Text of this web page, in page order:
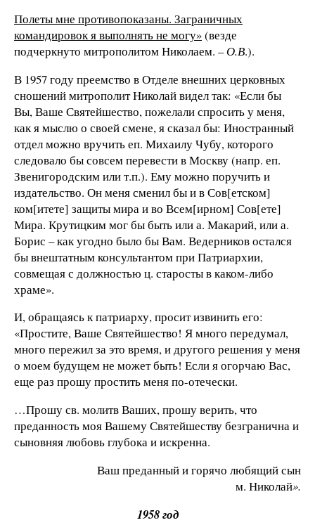
Полеты мне противопоказаны. Заграничных
командировок я выполнять не могу»(везде
подчеркнуто митрополитом Николаем. –О.В.).
В 1957 году преемство в Отделе внешних церковных
сношений митрополит Николай видел так: «Если бы
Вы, Ваше Святейшество, пожелали спросить у меня,
как я мыслю о своей смене, я сказал бы: Иностранный
отдел можно вручить еп. Михаилу Чубу, которого
следовало бы совсем перевести в Москву (напр. еп.
Звенигородским или т.п.). Ему можно поручить и
издательство. Он меня сменил бы и в Сов[етском]
ком[итете] защиты мира и во Всем[ирном] Сов[ете]
Мира. Крутицким мог бы быть или а. Макарий, или а.
Борис – как угодно было бы Вам. Ведерников остался
бы внештатным консультантом при Патриархии,
совмещая с должностью ц. старосты в каком-либо
храме».
И, обращаясь к патриарху, просит извинить его:
«Простите, Ваше Святейшество! Я много передумал,
много пережил за это время, и другого решения у меня
о моем будущем не может быть! Если я огорчаю Вас,
еще раз прошу простить меня по-отечески.
…Прошу св. молитв Ваших, прошу верить, что
преданность моя Вашему Святейшеству безгранична и
сыновняя любовь глубока и искренна.
Ваш преданный и горячо любящий сын
м. Николай».
1958 год